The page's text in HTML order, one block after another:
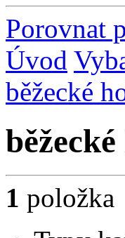
Porovnat
Úvod
běžecké
1 položka